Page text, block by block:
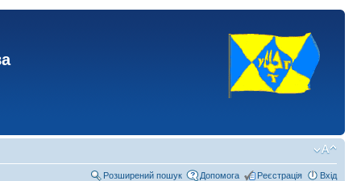
Розширений пошук Допомога Реєстрація Вхід